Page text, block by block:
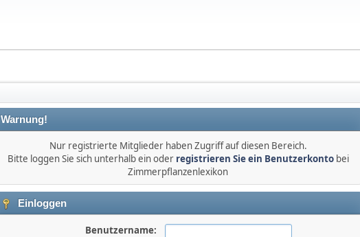
Warnung!
Nur registrierte Mitglieder haben Zugriff auf diesen Bereich.
Bitte loggen Sie sich unterhalb ein oder registrieren Sie ein Benutzerkontobei
Zimmerpflanzenlexikon
Einloggen
Benutzername: